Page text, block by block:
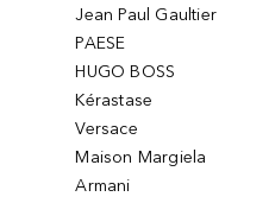
Jean Paul Gaultier
PAESE
HUGO BOSS
Kérastase
Versace
Maison Margiela
Armani